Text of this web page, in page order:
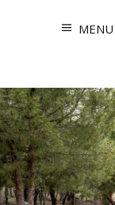
MENU